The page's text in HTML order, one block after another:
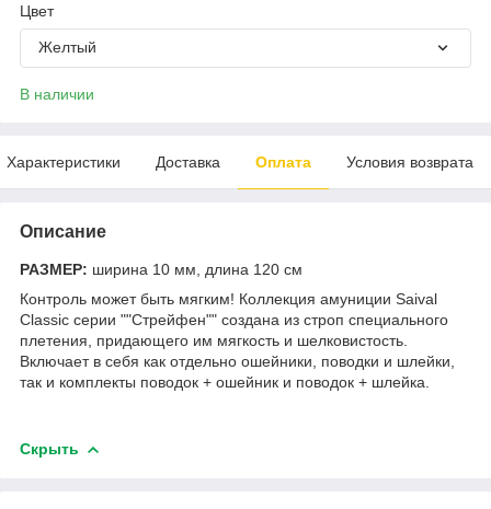
Цвет
Желтый
В наличии
Характеристики Доставка Оплата Условия возврата
Описание
РАЗМЕР: ширина 10 мм, длина 120 см
Контроль может быть мягким! Коллекция амуниции Saival
Classic серии ""Стрейфен"" создана из строп специального
плетения, придающего им мягкость и шелковистость.
Включает в себя как отдельно ошейники, поводки и шлейки,
так и комплекты поводок + ошейник и поводок + шлейка.
Скрыть